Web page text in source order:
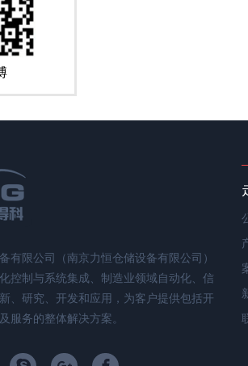
有限公司（南京力恒仓储设备有限公司）
控制与系统集成、制造业领域自动化、信
、研究、开发和应用，为客户提供包括开
服务的整体解决方案。